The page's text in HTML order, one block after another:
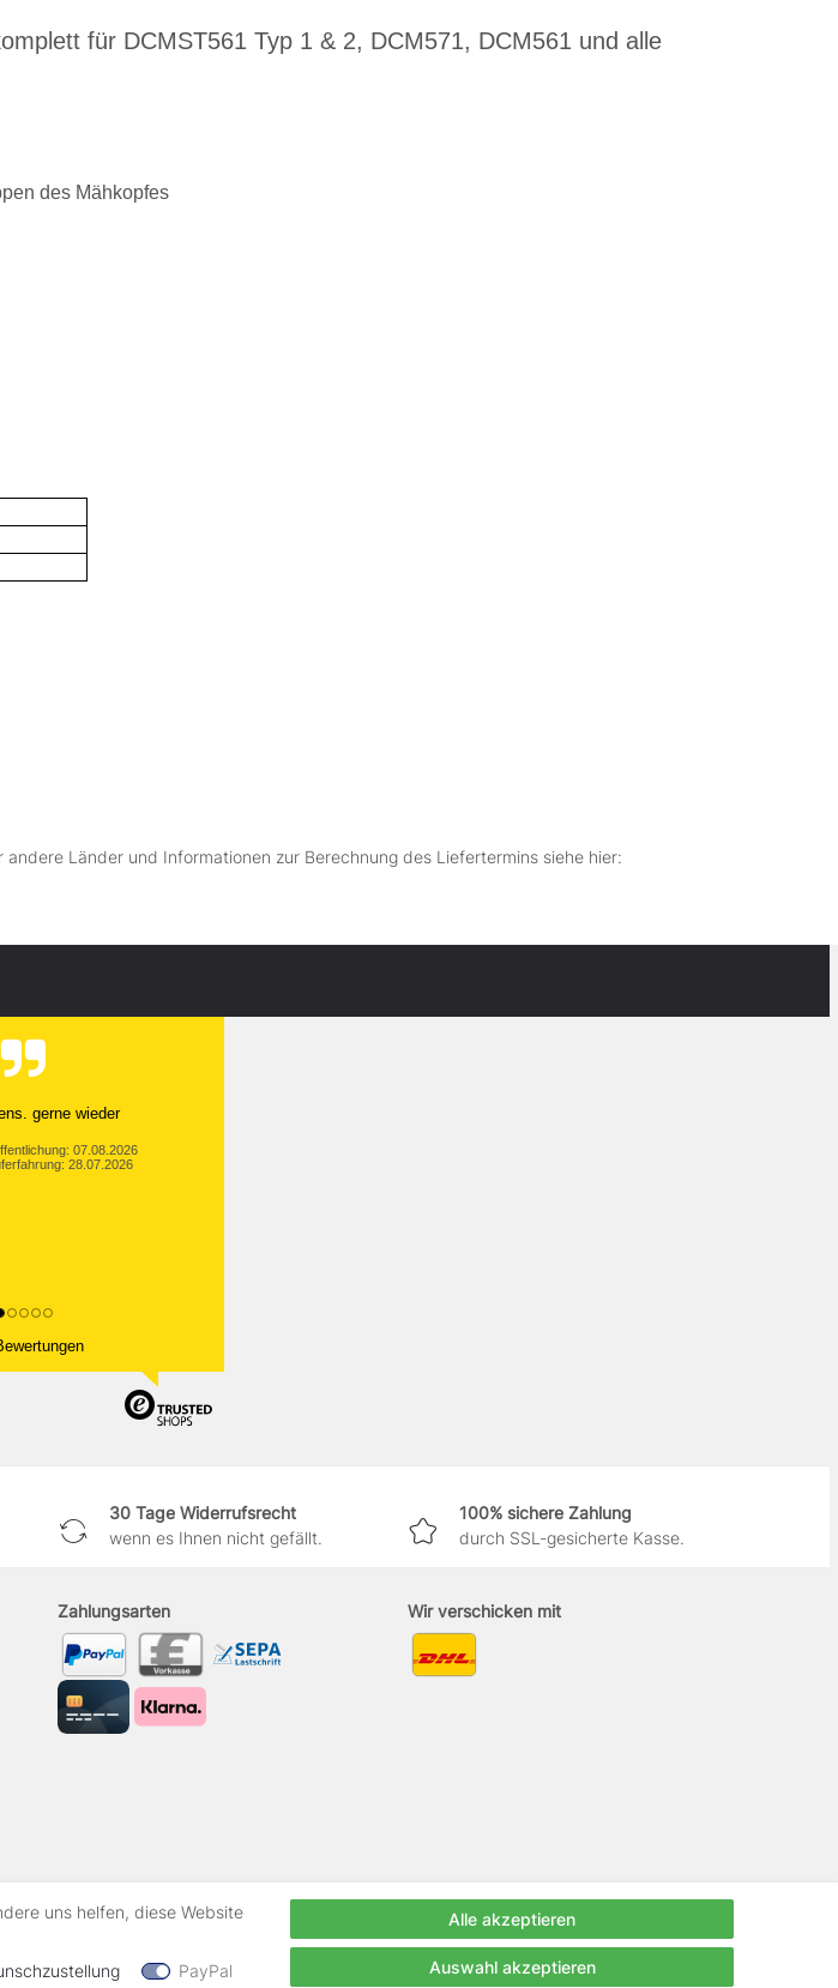
für DCMST561 Typ 1 & 2, DCM571, DCM561 und alle
des Mähkopfes
Länder und Informationen zur Berechnung des Liefertermins siehe hier:
gerne wieder
07.08.2026
28.07.2026
30 Tage Widerrufsrecht
wenn es Ihnen nicht gefällt.
100% sichere Zahlung
durch SSL-gesicherte Kasse.
Zahlungsarten Wir verschicken mit
uns helfen, diese Website
PayPal
Alle akzeptieren
Auswahl akzeptieren